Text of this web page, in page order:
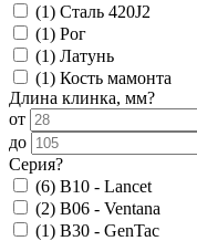
(1) Сталь 420J2
(1) Рог
(1) Латунь
(1) Кость мамонта
Длина клинка, мм?
от
до
Серия?
(6) B10 - Lancet
(2) B06 - Ventana
(1) B30 - GenTac